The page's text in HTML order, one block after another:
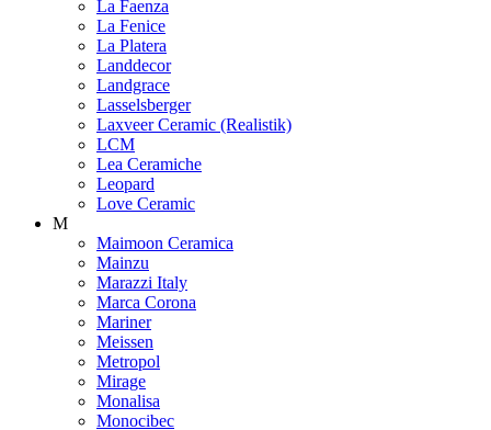
La Faenza
La Fenice
La Platera
Landdecor
Landgrace
Lasselsberger
Laxveer Ceramic (Realistik)
LCM
Lea Ceramiche
Leopard
Love Ceramic
M
Maimoon Ceramica
Mainzu
Marazzi Italy
Marca Corona
Mariner
Meissen
Metropol
Mirage
Monalisa
Monocibec